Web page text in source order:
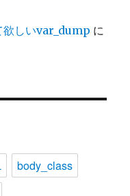
欲しいvar_dump に
body_class